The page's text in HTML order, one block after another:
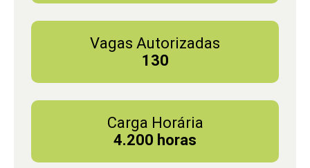
Vagas Autorizadas
130
Carga Horária
4.200 horas